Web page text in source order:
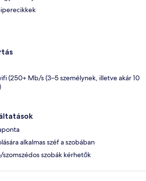
(250+ Mb/s (3–5 személynek, illetve akár 10
alkalmas széf a szobában
szobák kérhetők